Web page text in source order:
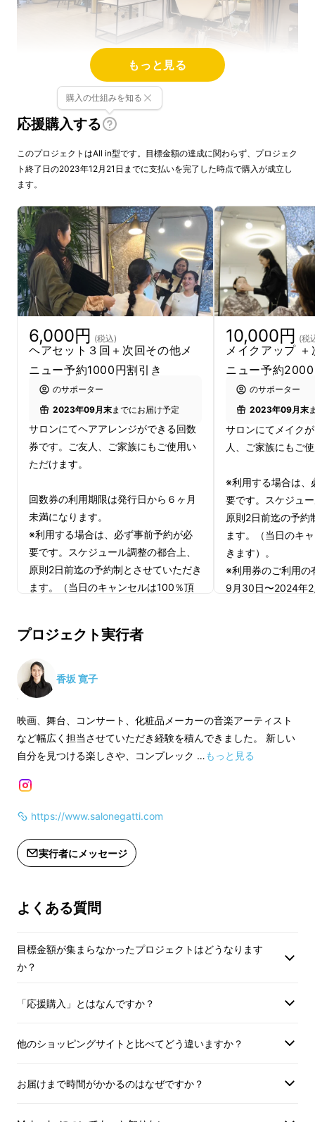
～個性に自信を持って人生を楽しんでほしい～
私たちはスタイリングやヘアメイクのアドバイ
スを受けられるサービスを身近なものにしたい
と考えています。
「今持っている服の活かし方がわからない」
「いつも選ぶ服が無難なものばかり」
「髪型はどうしたらいい？」
など、悩みは沢山。
パーソナルカラー、顔型、骨格診断などをとお
して、あなたに合ったベストスタイリングを導
き出し、今まで以上の好印象を作り上げてみま
せんか？
もっと見る
応援購入する
購入の仕組みを知る
このプロジェクトはAll in型です。目標金額の達成に関わらず、プロジェク
ト終了日の2023年12月21日までに支払いを完了した時点で購入が成立し
ます。
6,000円 (税込)
ヘアセット３回＋次回その他メ
ニュー予約1000円割引き
のサポーター
2023年09月末までにお届け予定
サロンにてヘアアレンジができる回数
券です。ご友人、ご家族にもご使用い
ただけます。
回数券の利用期限は発行日から６ヶ月
未満になります。
※利用する場合は、必ず事前予約が必
要です。スケジュール調整の都合上、
原則2日前迄の予約制とさせていただき
ます。（当日のキャンセルは100％頂
ん。Makuakeメッセージ機能でのご連
10,000円 (税
メイクアップ
ニュー予約
のサポーター
2023年09月末
サロンにてメイク
人、ご家族にもご
※利用する場合は、
要です。スケジュ
原則2日前迄の予約
ます。（当日のキ
きます）。
※利用券のご利用
9月30日〜2024年
プロジェクト実行者
香坂 寛子
映画、舞台、コンサート、化粧品メーカーの音楽アーティスト
など幅広く担当させていただき経験を積んできました。 新しい
自分を見つける楽しさや、コンプレック …もっと見る
https://www.salonegatti.com
実行者にメッセージ
よくある質問
目標金額が集まらなかったプロジェクトはどうなります
か？
「応援購入」とはなんですか？
他のショッピングサイトと比べてどう違いますか？
お届けまで時間がかかるのはなぜですか？